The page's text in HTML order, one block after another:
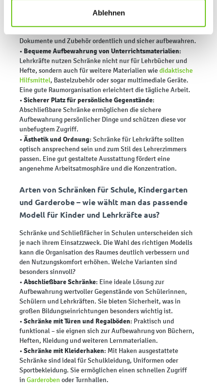
Ablehnen
Schränke für Lehrkräfte sind ein unverzichtbarer Bestandteil
Dokumente und Zubehör ordentlich und sicher aufbewahren.
• Bequeme Aufbewahrung von Unterrichtsmaterialien:
Lehrkräfte nutzen Schränke nicht nur für Lehrbücher und
Hefte, sondern auch für weitere Materialien wiedidaktische
Hilfsmittel, Bastelzubehör oder sogar multimediale Geräte.
Eine gute Raumorganisation erleichtert die tägliche Arbeit.
• Sicherer Platz für persönliche Gegenstände:
Abschließbare Schränke ermöglichen die sichere
Aufbewahrung persönlicher Dinge und schützen diese vor
unbefugtem Zugriff.
• Ästhetik und Ordnung: Schränke für Lehrkräfte sollten
optisch ansprechend sein und zum Stil des Lehrerzimmers
passen. Eine gut gestaltete Ausstattung fördert eine
angenehme Arbeitsatmosphäre und die Konzentration.
Arten von Schränken für Schule, Kindergarten
und Garderobe – wie wählt man das passende
Modell für Kinder und Lehrkräfte aus?
Schränke und Schließfächer in Schulen unterscheiden sich
je nach ihrem Einsatzzweck. Die Wahl des richtigen Modells
kann die Organisation des Raumes deutlich verbessern und
den Nutzungskomfort erhöhen. Welche Varianten sind
besonders sinnvoll?
• Abschließbare Schränke: Eine ideale Lösung zur
Aufbewahrung wertvoller Gegenstände von Schülerinnen,
Schülern und Lehrkräften. Sie bieten Sicherheit, was in
großen Bildungseinrichtungen besonders wichtig ist.
• Schränke mit Türen und Regalböden: Praktisch und
funktional – sie eignen sich zur Aufbewahrung von Büchern,
Heften, Kleidung und weiteren Lernmaterialien.
• Schränke mit Kleiderhaken: Mit Haken ausgestattete
Schränke sind ideal für Schulkleidung, Uniformen oder
Sportbekleidung. Sie ermöglichen einen schnellen Zugriff
in Garderoben oder Turnhallen.